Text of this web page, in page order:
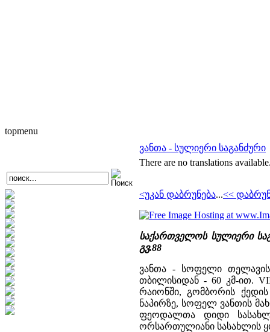
topmenu
ვანთა - სულიერი საგანძური
There are no translations
<უკან დაბრუნება...<<
საქართველოს სულიერი
გვ.88
ვანთა - სოფელი
თბილისიდან - 60 კმ-ით.
რაიონში, გომბორის
ნაპირზე, სოფელ ვანთის
ფეოდალთა დიდი
ორსართულიანი სასახლის